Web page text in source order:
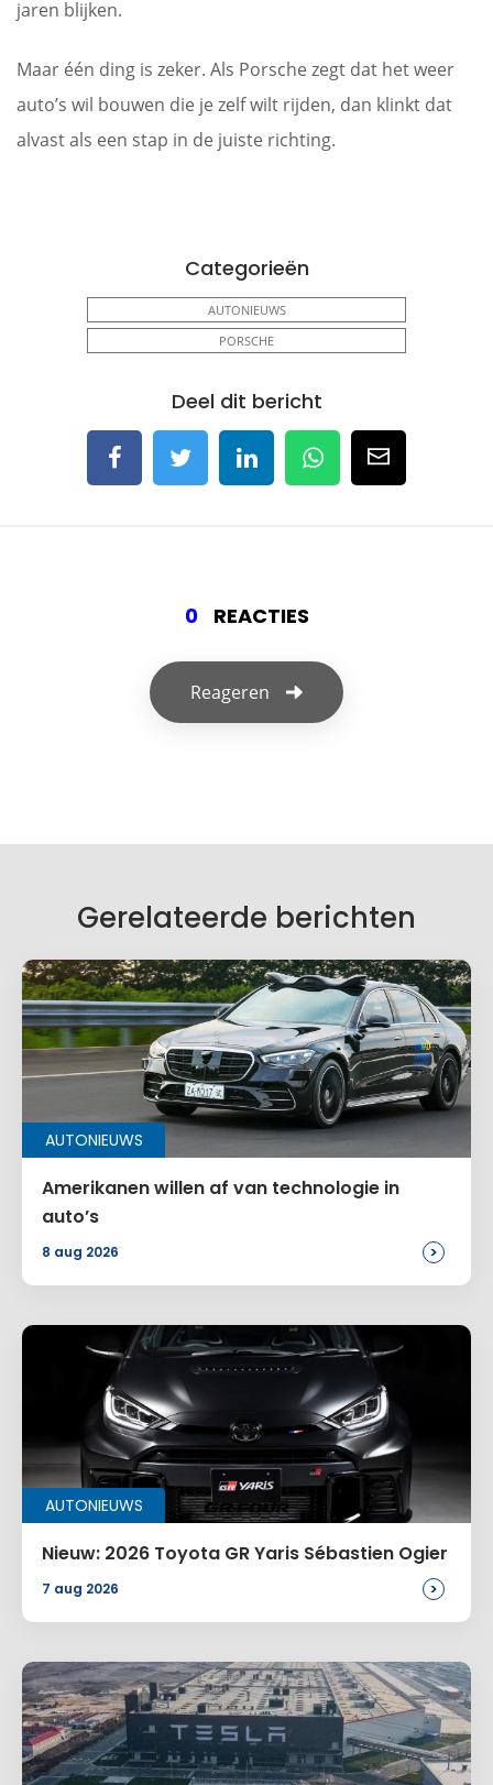
jaren blijken.
Maar één ding is zeker. Als Porsche zegt dat het weer
auto’s wil bouwen die je zelf wilt rijden, dan klinkt dat
alvast als een stap in de juiste richting.
Categorieën
AUTONIEUWS
PORSCHE
Deel dit bericht
0 REACTIES
Reageren
Je e-mailadres wordt niet gepubliceerd.
Naam
E-mail*
Site
Voeg een reactie toe
Alternative:
Gerelateerde berichten
AUTONIEUWS
Amerikanen willen af van technologie in
auto’s
8 aug 2026 >
AUTONIEUWS
Nieuw: 2026 Toyota GR Yaris Sébastien Ogier
7 aug 2026 >